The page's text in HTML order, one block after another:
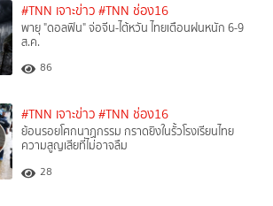
#TNN เจาะข่าว #TNN ช่อง16
พายุ "ดอลฟิน" จ่อจีน-ไต้หวัน ไทยเตือนฝนหนัก 6-9
ส.ค.
86
#TNN เจาะข่าว #TNN ช่อง16
ย้อนรอยโศกนาฏกรรม กราดยิงในรั้วโรงเรียนไทย
ความสูญเสียที่ไม่อาจลืม
28